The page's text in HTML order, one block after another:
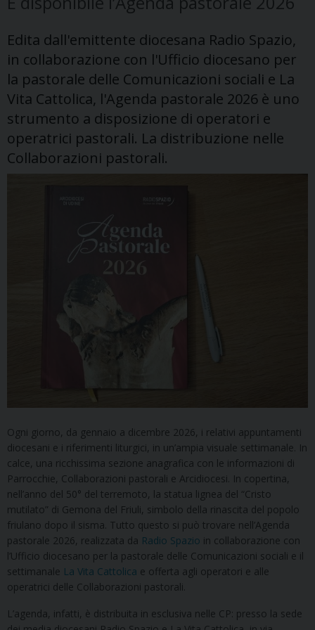
Edita dall'emittente diocesana Radio Spazio,
in collaborazione con l'Ufficio diocesano per
la pastorale delle Comunicazioni sociali e La
Vita Cattolica, l'Agenda pastorale 2026 è uno
strumento a disposizione di operatori e
operatrici pastorali. La distribuzione nelle
Collaborazioni pastorali.
Ogni giorno, da gennaio a dicembre 2026, i relativi appuntamenti
diocesani e i riferimenti liturgici, in un’ampia visuale settimanale. In
calce, una ricchissima sezione anagrafica con le informazioni di
Parrocchie, Collaborazioni pastorali e Arcidiocesi. In copertina,
nell’anno del 50° del terremoto, la statua lignea del “Cristo
mutilato” di Gemona del Friuli, simbolo della rinascita del popolo
friulano dopo il sisma. Tutto questo si può trovare nell’Agenda
pastorale 2026, realizzata da Radio Spazio in collaborazione con
l’Ufficio diocesano per la pastorale delle Comunicazioni sociali e il
settimanale La Vita Cattolica e offerta agli operatori e alle
operatrici delle Collaborazioni pastorali.
L’agenda, infatti, è distribuita in esclusiva nelle CP: presso la sede